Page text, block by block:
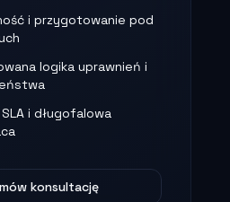
i przygotowanie pod
logika uprawnień i
i długofalowa
konsultację